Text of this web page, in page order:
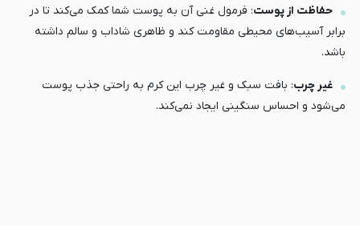
حفاظت از پوست: فرمول غنی آن به پوست شما کمک می‌کند تا در
برابر آسیب‌های محیطی مقاومت کند و ظاهری شاداب و سالم داشته
باشد.
غیر چرب: بافت سبک و غیر چرب این کرم به راحتی جذب پوست
می‌شود و احساس سنگینی ایجاد نمی‌کند.